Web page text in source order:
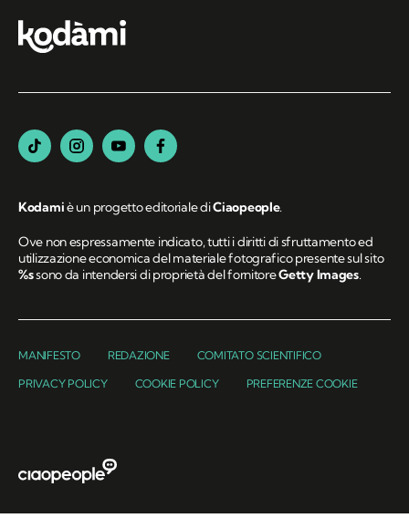
Kodamiè un progetto editoriale diCiaopeople.
Ove non espressamente indicato, tutti i diritti di sfruttamento ed
utilizzazione economica del materiale fotografico presente sul sito
%ssono da intendersi di proprietà del fornitoreGetty Images.
MANIFESTO REDAZIONE COMITATO SCIENTIFICO
PRIVACY POLICY COOKIE POLICY PREFERENZE COOKIE